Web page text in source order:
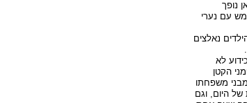
נופך
עם נערי
נאלצים
לא
הקטן
משפחתו
היום, וגם